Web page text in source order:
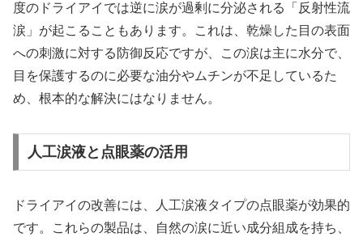
度のドライアイでは逆に涙が過剰に分泌される「反射性流
涙」が起こることもあります。これは、乾燥した目の表面
への刺激に対する防御反応ですが、この涙は主に水分で、
目を保護するのに必要な油分やムチンが不足しているた
め、根本的な解決にはなりません。
人工涙液と点眼薬の活用
ドライアイの改善には、人工涙液タイプの点眼薬が効果的
です。これらの製品は、自然の涙に近い成分組成を持ち、